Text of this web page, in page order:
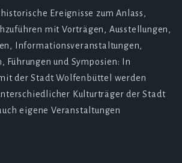
Ereignisse zum Anlass,
mit Vorträgen, Ausstellungen,
Informationsveranstaltungen,
Führungen und Symposien: In
der Stadt Wolfenbüttel werden
Kulturträger der Stadt
eigene Veranstaltungen